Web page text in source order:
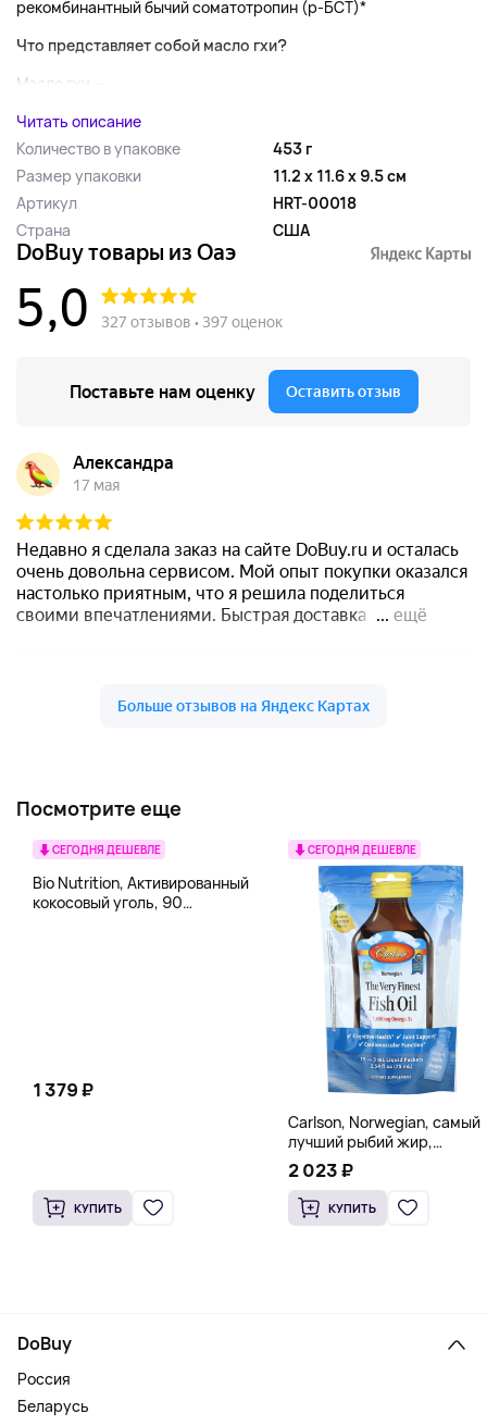
рекомбинантный бычий соматотропин (р-БСТ)*
Что представляет собой масло гхи?
Масло гхи — ...
Читать описание
Количество в упаковке
453 г
Размер упаковки
11.2 x 11.6 x 9.5 см
Артикул
HRT-00018
Страна
США
Посмотрите еще
СЕГОДНЯ ДЕШЕВЛЕ
Bio Nutrition, Активированный
кокосовый уголь, 90
1 379 ₽
КУПИТЬ
СЕГОДНЯ ДЕШЕВЛЕ
Carlson, Norwegian, самый
лучший рыбий жир,
натуральный лимон, 15
пакетиков (5 мл) каждый
2 023 ₽
КУПИТЬ
DoBuy
Россия
Беларусь